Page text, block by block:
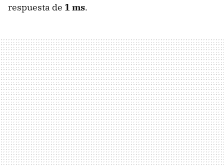
respuesta de 1 ms.